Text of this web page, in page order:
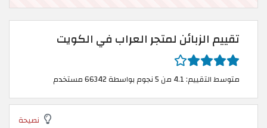
تقييم الزبائن لمتجر العراب في الكويت
متوسط التقييم: 4.1 من 5 نجوم بواسطة 66342 مستخدم
نصيحة